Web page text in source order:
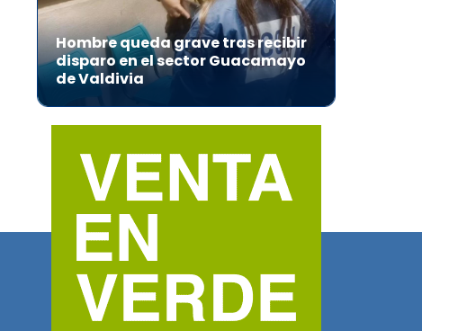
Hombre queda grave tras recibir
disparo en el sector Guacamayo
de Valdivia